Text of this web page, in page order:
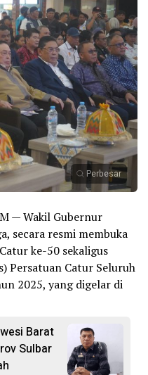
Perbesar
— Wakil Gubernur
secara resmi membuka
ke-50 sekaligus
Persatuan Catur Seluruh
2025, yang digelar di
Barat
Sulbar